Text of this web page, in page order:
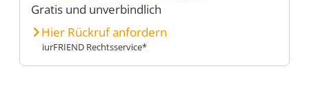
Gratis und unverbindlich
Hier Rückruf anfordern
iurFRIEND Rechtsservice*